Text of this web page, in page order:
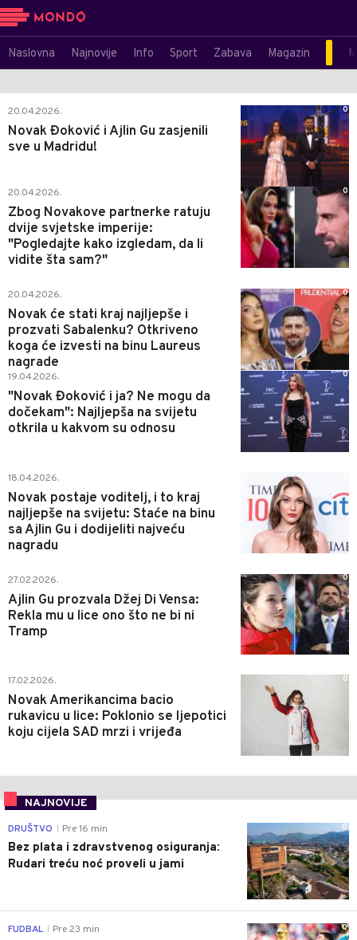
Naslovna Najnovije Info Sport Zabava Magazin
20.04.2026.
Novak Đoković i Ajlin Gu zasjenili
sve u Madridu!
0
20.04.2026.
Zbog Novakove partnerke ratuju
dvije svjetske imperije:
"Pogledajte kako izgledam, da li
vidite šta sam?"
0
20.04.2026.
Novak će stati kraj najljepše i
prozvati Sabalenku? Otkriveno
koga će izvesti na binu Laureus
nagrade
0
19.04.2026.
"Novak Đoković i ja? Ne mogu da
dočekam": Najljepša na svijetu
otkrila u kakvom su odnosu
0
18.04.2026.
Novak postaje voditelj, i to kraj
najljepše na svijetu: Staće na binu
sa Ajlin Gu i dodijeliti najveću
nagradu
27.02.2026.
Ajlin Gu prozvala Džej Di Vensa:
Rekla mu u lice ono što ne bi ni
Tramp
0
17.02.2026.
Novak Amerikancima bacio
rukavicu u lice: Poklonio se ljepotici
koju cijela SAD mrzi i vrijeđa
0
NAJNOVIJE
0
DRUŠTVO Pre 16 min
Bez plata i zdravstvenog osiguranja:
Rudari treću noć proveli u jami
0
FUDBAL Pre 23 min